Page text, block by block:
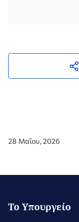
28 Μαΐου, 2026
Το Υπουργείο